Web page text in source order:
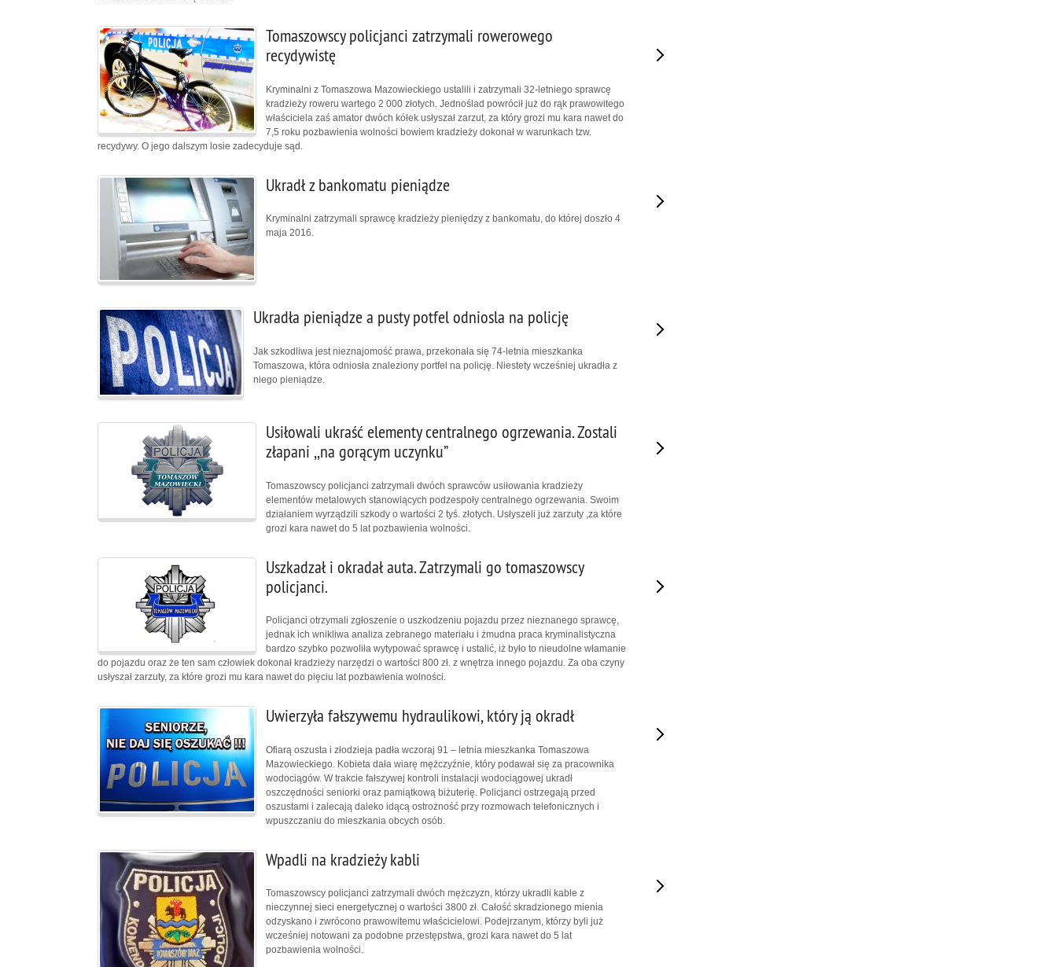
Tomaszowscy policjanci zatrzymali rowerowego
recydywistę
Kryminalni z Tomaszowa Mazowieckiego ustalili i zatrzymali 32-letniego sprawcę
kradzieży roweru wartego 2 000 złotych. Jednoślad powrócił już do rąk prawowitego
właściciela zaś amator dwóch kółek usłyszał zarzut, za który grozi mu kara nawet do
7,5 roku pozbawienia wolności bowiem kradzieży dokonał w warunkach tzw.
recydywy. O jego dalszym losie zadecyduje sąd.
Ukradł z bankomatu pieniądze
Kryminalni zatrzymali sprawcę kradzieży pieniędzy z bankomatu, do której doszło 4
maja 2016.
Ukradła pieniądze a pusty potfel odniosla na policję
Jak szkodliwa jest nieznajomość prawa, przekonała się 74-letnia mieszkanka
Tomaszowa, która odniosła znaleziony portfel na policję. Niestety wcześniej ukradła z
niego pieniądze.
Usiłowali ukraść elementy centralnego ogrzewania. Zostali
złapani ,,na gorącym uczynku”
Tomaszowscy policjanci zatrzymali dwóch sprawców usiłowania kradzieży
elementów metalowych stanowiących podzespoły centralnego ogrzewania. Swoim
działaniem wyrządzili szkody o wartości 2 tyś. złotych. Usłyszeli już zarzuty ,za które
grozi kara nawet do 5 lat pozbawienia wolności.
Uszkadzał i okradał auta. Zatrzymali go tomaszowscy
policjanci.
Policjanci otrzymali zgłoszenie o uszkodzeniu pojazdu przez nieznanego sprawcę,
jednak ich wnikliwa analiza zebranego materiału i żmudna praca kryminalistyczna
bardzo szybko pozwoliła wytypować sprawcę i ustalić, iż było to nieudolne włamanie
do pojazdu oraz że ten sam człowiek dokonał kradzieży narzędzi o wartości 800 zł. z wnętrza innego pojazdu. Za oba czyny
usłyszał zarzuty, za które grozi mu kara nawet do pięciu lat pozbawienia wolności.
Uwierzyła fałszywemu hydraulikowi, który ją okradł
Ofiarą oszusta i złodzieja padła wczoraj 91 – letnia mieszkanka Tomaszowa
Mazowieckiego. Kobieta dała wiarę mężczyźnie, który podawał się za pracownika
wodociągów. W trakcie fałszywej kontroli instalacji wodociągowej ukradł
oszczędności seniorki oraz pamiątkową biżuterię. Policjanci ostrzegają przed
oszustami i zalecają daleko idącą ostrożność przy rozmowach telefonicznych i
wpuszczaniu do mieszkania obcych osób.
Wpadli na kradzieży kabli
Tomaszowscy policjanci zatrzymali dwóch mężczyzn, którzy ukradli kable z
nieczynnej sieci energetycznej o wartości 3800 zł. Całość skradzionego mienia
odzyskano i zwrócono prawowitemu właścicielowi. Podejrzanym, którzy byli już
wcześniej notowani za podobne przestępstwa, grozi kara nawet do 5 lat
pozbawienia wolności.